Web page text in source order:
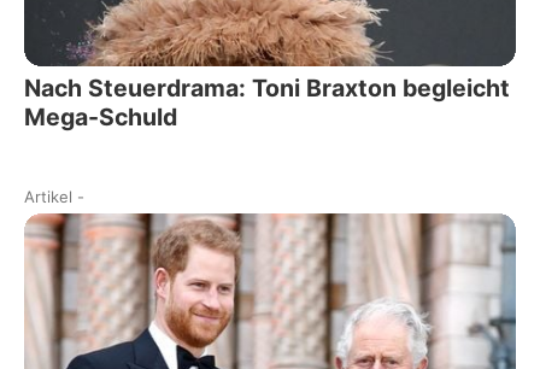
Nach Steuerdrama: Toni Braxton begleicht
Mega-Schuld
Artikel -